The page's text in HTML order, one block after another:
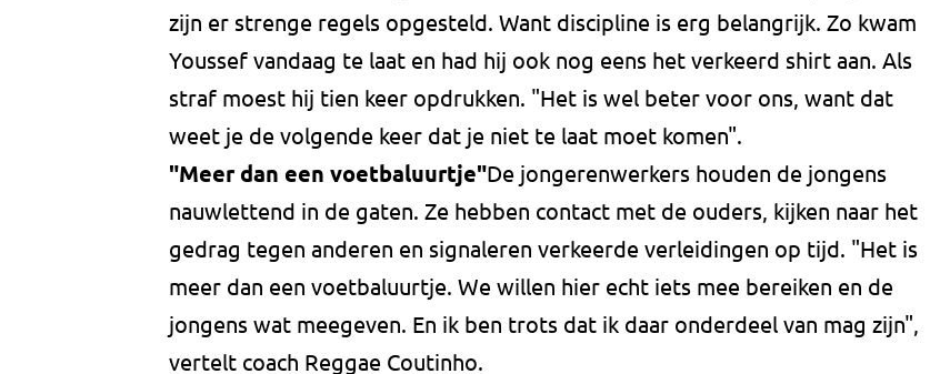
zijn er strenge regels opgesteld. Want discipline is erg belangrijk. Zo kwam
Youssef vandaag te laat en had hij ook nog eens het verkeerd shirt aan. Als
straf moest hij tien keer opdrukken. "Het is wel beter voor ons, want dat
weet je de volgende keer dat je niet te laat moet komen".
"Meer dan een voetbaluurtje"De jongerenwerkers houden de jongens
nauwlettend in de gaten. Ze hebben contact met de ouders, kijken naar het
gedrag tegen anderen en signaleren verkeerde verleidingen op tijd. "Het is
meer dan een voetbaluurtje. We willen hier echt iets mee bereiken en de
jongens wat meegeven. En ik ben trots dat ik daar onderdeel van mag zijn",
vertelt coach Reggae Coutinho.